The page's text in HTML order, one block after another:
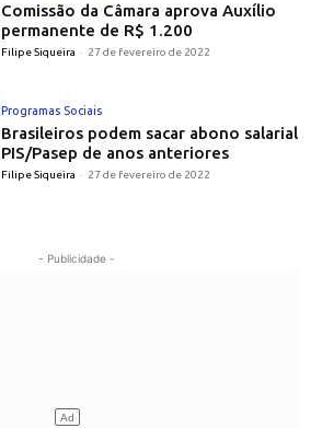
Comissão da Câmara aprova Auxílio
permanente de R$ 1.200
Filipe Siqueira - 27 de fevereiro de 2022
Programas Sociais
Brasileiros podem sacar abono salarial
PIS/Pasep de anos anteriores
Filipe Siqueira - 27 de fevereiro de 2022
- Publicidade -